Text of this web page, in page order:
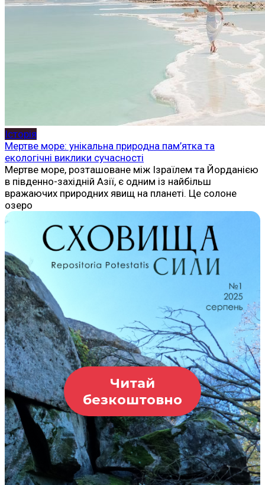
Історія
Мертве море: унікальна природна пам’ятка та
екологічні виклики сучасності
Мертве море, розташоване між Ізраїлем та Йорданією
в південно-західній Азії, є одним із найбільш
вражаючих природних явищ на планеті. Це солоне
озеро
Читай
безкоштовно